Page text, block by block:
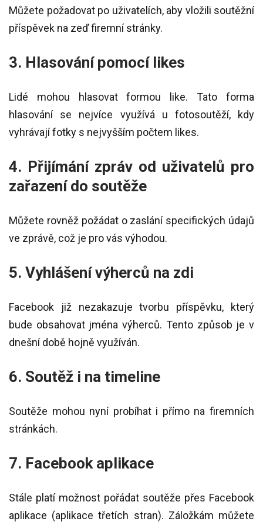
Můžete požadovat po uživatelích, aby vložili soutěžní
příspěvek na zeď firemní stránky.
3. Hlasování pomocí likes
Lidé mohou hlasovat formou like. Tato forma
hlasování se nejvíce využívá u fotosoutěží, kdy
vyhrávají fotky s nejvyšším počtem likes.
4. Přijímání zpráv od uživatelů pro
zařazení do soutěže
Můžete rovněž požádat o zaslání specifických údajů
ve zprávě, což je pro vás výhodou.
5. Vyhlášení výherců na zdi
Facebook již nezakazuje tvorbu příspěvku, který
bude obsahovat jména výherců. Tento způsob je v
dnešní době hojně využíván.
6. Soutěž i na timeline
Soutěže mohou nyní probíhat i přímo na firemních
stránkách.
7. Facebook aplikace
Stále platí možnost pořádat soutěže přes Facebook
aplikace (aplikace třetích stran). Záložkám můžete